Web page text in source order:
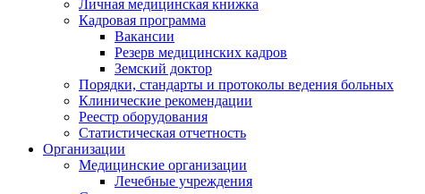
Личная медицинская книжка
Кадровая программа
Вакансии
Резерв медицинских кадров
Земский доктор
Порядки, стандарты и протоколы ведения больных
Клинические рекомендации
Реестр оборудования
Статистическая отчетность
Организации
Медицинские организации
Лечебные учреждения